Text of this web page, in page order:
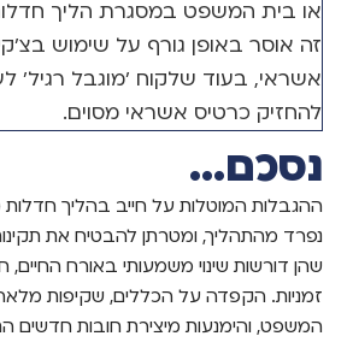
או בית המשפט במסגרת הליך
זה אוסר באופן גורף על שימוש
אשראי, בעוד שלקוח 'מוגבל רגיל'
להחזיק כרטיס אשראי מסוים.
נסכם...
ההגבלות המוטלות על חייב בהליך חדלות
נפרד מהתהליך, ומטרתן להבטיח את
שהן דורשות שינוי משמעותי באורח החיים,
זמניות. הקפדה על הכללים, שקיפות
המשפט, והימנעות מיצירת חובות חדשים